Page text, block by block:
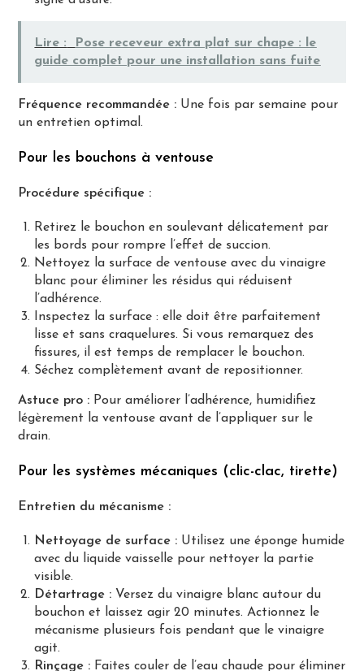
Lire :
Pose receveur extra plat sur chape : le
guide complet pour une installation sans fuite
Fréquence recommandée : Une fois par semaine pour
un entretien optimal.
Pour les bouchons à ventouse
Procédure spécifique :
Retirez le bouchon en soulevant délicatement par
les bords pour rompre l’effet de succion.
Nettoyez la surface de ventouse avec du vinaigre
blanc pour éliminer les résidus qui réduisent
l’adhérence.
Inspectez la surface : elle doit être parfaitement
lisse et sans craquelures. Si vous remarquez des
fissures, il est temps de remplacer le bouchon.
Séchez complètement avant de repositionner.
Astuce pro : Pour améliorer l’adhérence, humidifiez
légèrement la ventouse avant de l’appliquer sur le
drain.
Pour les systèmes mécaniques (clic-clac, tirette)
Entretien du mécanisme :
Nettoyage de surface : Utilisez une éponge humide
avec du liquide vaisselle pour nettoyer la partie
visible.
Détartrage : Versez du vinaigre blanc autour du
bouchon et laissez agir 20 minutes. Actionnez le
mécanisme plusieurs fois pendant que le vinaigre
agit.
Rinçage : Faites couler de l’eau chaude pour éliminer